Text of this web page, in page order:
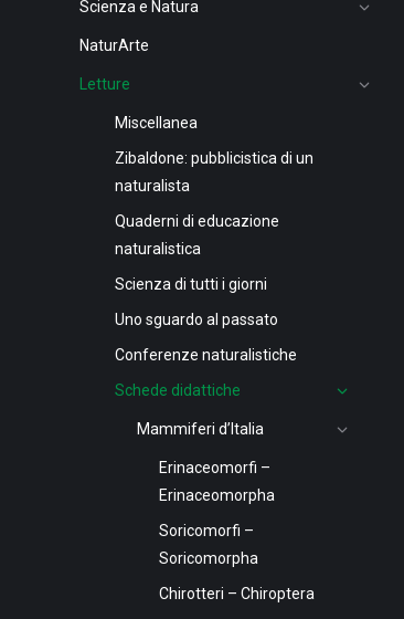
Scienza e Natura
NaturArte
Letture
Miscellanea
Zibaldone: pubblicistica di un
naturalista
Quaderni di educazione
naturalistica
Scienza di tutti i giorni
Uno sguardo al passato
Conferenze naturalistiche
Schede didattiche
Mammiferi d’Italia
Erinaceomorfi –
Erinaceomorpha
Soricomorfi –
Soricomorpha
Chirotteri – Chiroptera